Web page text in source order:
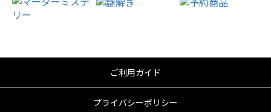
ご利用ガイド
プライバシーポリシー